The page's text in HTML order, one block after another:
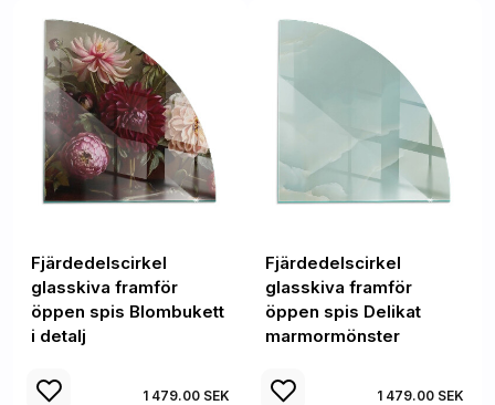
Fjärdedelscirkel
glasskiva framför
öppen spis Blombukett
i detalj
1 479.00 SEK
Fjärdedelscirkel
glasskiva framför
öppen spis Delikat
marmormönster
1 479.00 SEK